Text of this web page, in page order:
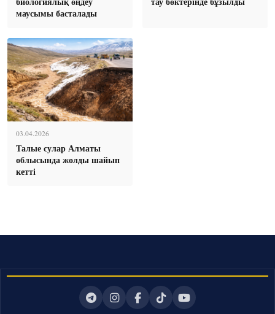
маусымы басталады
03.04.2026
Талые сулар Алматы
облысында жолды шайып
кетті